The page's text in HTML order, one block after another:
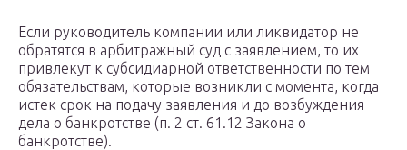
Если руководитель компании или ликвидатор не
обратятся в арбитражный суд с заявлением, то их
привлекут к субсидиарной ответственности по тем
обязательствам, которые возникли с момента, когда
истек срок на подачу заявления и до возбуждения
дела о банкротстве (п. 2 ст. 61.12 Закона о
банкротстве).